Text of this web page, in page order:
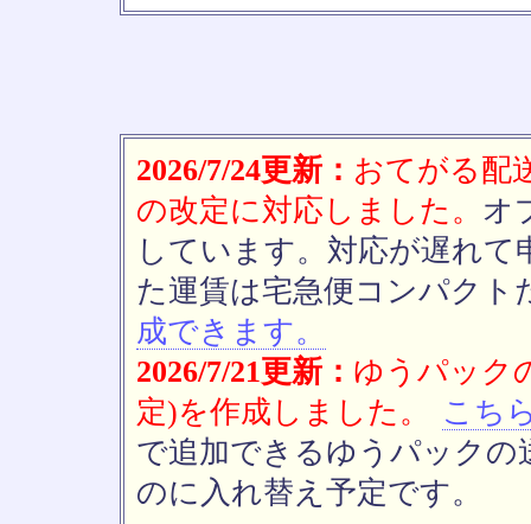
2026/7/24更新： おてがる配
の改定に対応しました。 オ
しています。対応が遅れ
た運賃は宅急便コンパクト
成できます。
2026/7/21更新： ゆうパック
定)を作成しました。
こち
で追加できるゆうパックの
のに入れ替え予定です。